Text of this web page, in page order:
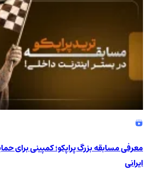
معرفی مسابقه بزرگ پراپکو؛ کمپینی برای
ایرانی